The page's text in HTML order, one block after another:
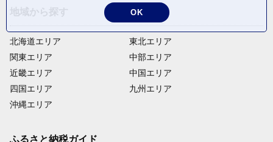
北海道エリア
関東エリア
近畿エリア
四国エリア
沖縄エリア
東北エリア
中部エリア
中国エリア
九州エリア
ふるさと納税ガイド
OK